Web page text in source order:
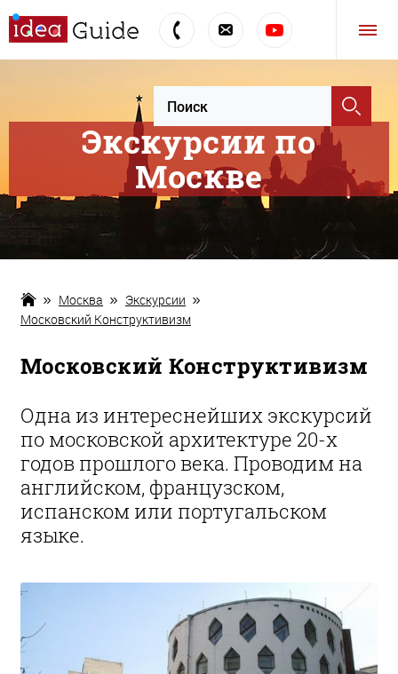
Экскурсии по
Москве
Москва
Экскурсии
Московский Конструктивизм
Московский Конструктивизм
Одна из интереснейших экскурсий
по московской архитектуре 20-х
годов прошлого века. Проводим на
английском, французском,
испанском или португальском
языке.